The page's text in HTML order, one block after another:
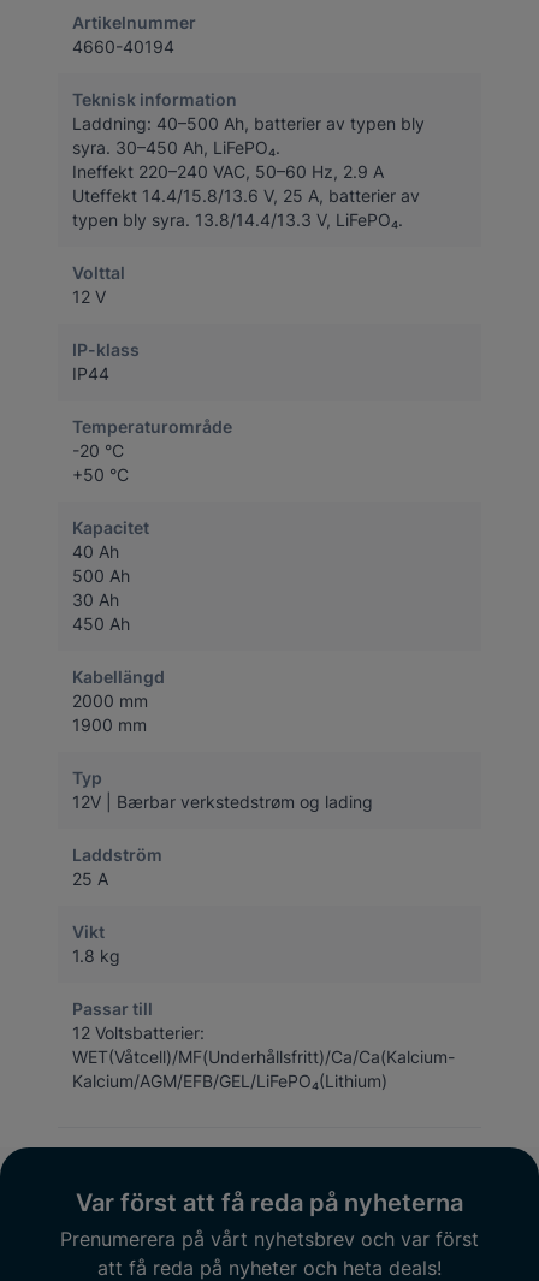
Artikelnummer
4660-40194
Teknisk information
Laddning: 40–500 Ah, batterier av typen bly
syra. 30–450 Ah, LiFePO₄.
Ineffekt 220–240 VAC, 50–60 Hz, 2.9 A
Uteffekt 14.4/15.8/13.6 V, 25 A, batterier av
typen bly syra. 13.8/14.4/13.3 V, LiFePO₄.
Volttal
12 V
IP-klass
IP44
Temperaturområde
-20 °C
+50 °C
Kapacitet
40 Ah
500 Ah
30 Ah
450 Ah
Kabellängd
2000 mm
1900 mm
Typ
12V | Bærbar verkstedstrøm og lading
Laddström
25 A
Vikt
1.8 kg
Passar till
12 Voltsbatterier:
WET(Våtcell)/MF(Underhållsfritt)/Ca/Ca(Kalcium-
Kalcium/AGM/EFB/GEL/LiFePO₄(Lithium)
Var först att få reda på nyheterna
Prenumerera på vårt nyhetsbrev och var först
att få reda på nyheter och heta deals!